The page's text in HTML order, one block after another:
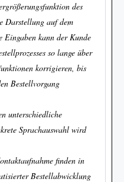
des
Darstellung auf dem
kann der Kunde
so lange über
korrigieren, bis
Bestellvorgang
unterschiedliche
Sprachauswahl wird
finden in
Bestellabwicklung